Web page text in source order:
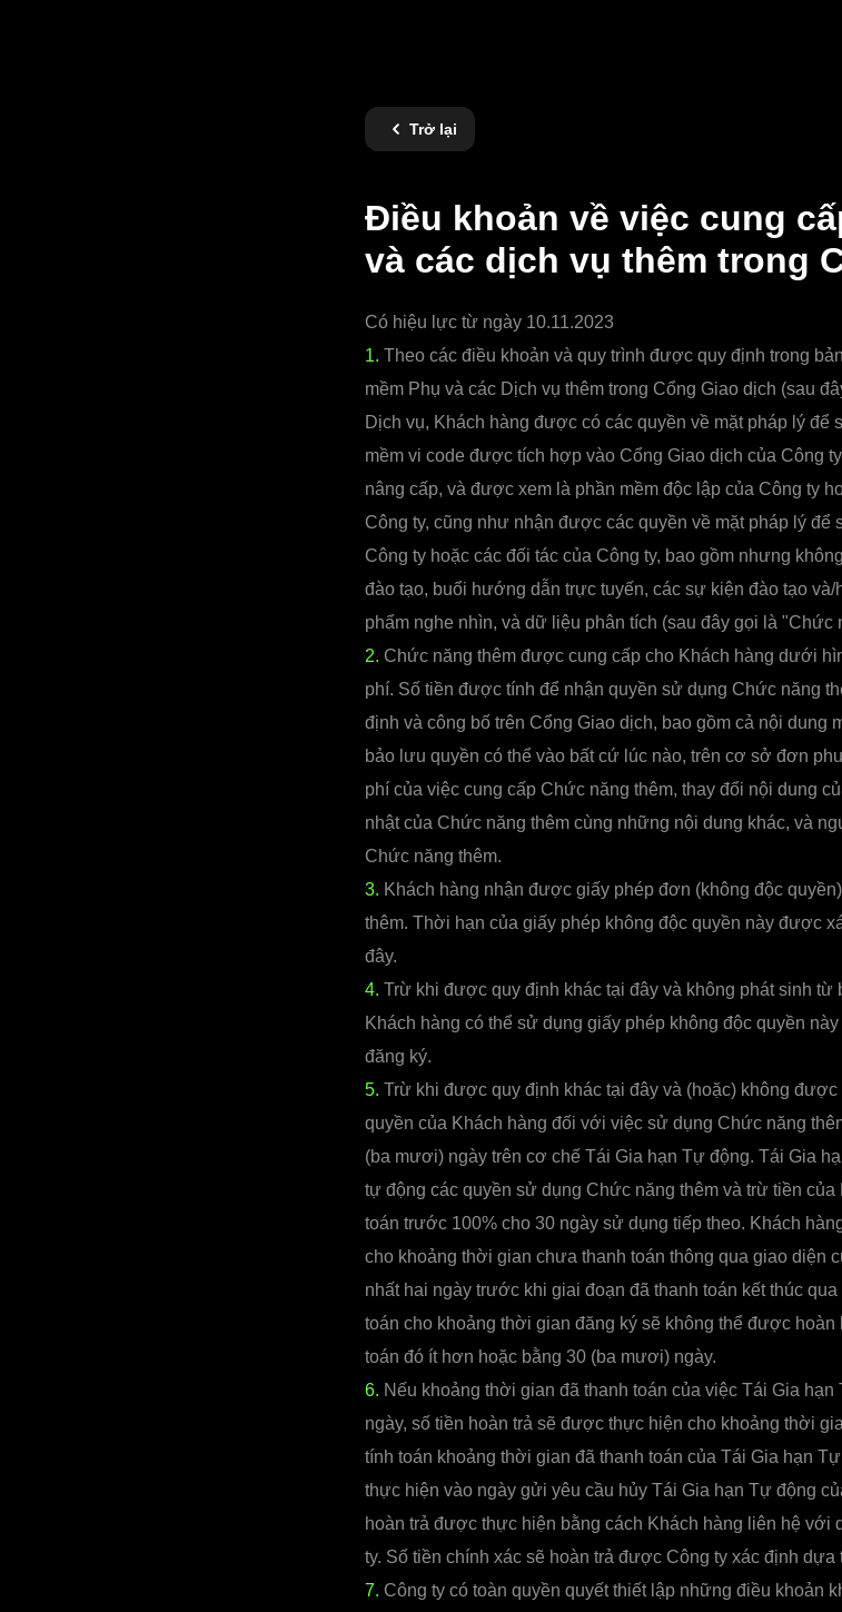
Trở lại
Điều khoản về việc cung
và các dịch vụ thêm trong
Có hiệu lực từ ngày 10.11.2023
1. Theo các điều khoản và quy trình được quy định trong
mềm Phụ và các Dịch vụ thêm trong Cổng Giao dịch (sau
Dịch vụ, Khách hàng được có các quyền về mặt pháp lý để
mềm vi code được tích hợp vào Cổng Giao dịch của Công
nâng cấp, và được xem là phần mềm độc lập của Công ty
Công ty, cũng như nhận được các quyền về mặt pháp lý để
Công ty hoặc các đối tác của Công ty, bao gồm nhưng
đào tạo, buổi hướng dẫn trực tuyến, các sự kiện đào tạo
phẩm nghe nhìn, và dữ liệu phân tích (sau đây gọi là "Chức
2. Chức năng thêm được cung cấp cho Khách hàng dưới
phí. Số tiền được tính để nhận quyền sử dụng Chức năng
định và công bố trên Cổng Giao dịch, bao gồm cả nội dung
bảo lưu quyền có thể vào bất cứ lúc nào, trên cơ sở đơn
phí của việc cung cấp Chức năng thêm, thay đổi nội dung
nhật của Chức năng thêm cùng những nội dung khác, và
Chức năng thêm.
3. Khách hàng nhận được giấy phép đơn (không độc
thêm. Thời hạn của giấy phép không độc quyền này được
đây.
4. Trừ khi được quy định khác tại đây và không phát sinh từ
Khách hàng có thể sử dụng giấy phép không độc quyền
đăng ký.
5. Trừ khi được quy định khác tại đây và (hoặc) không
quyền của Khách hàng đối với việc sử dụng Chức năng
(ba mươi) ngày trên cơ chế Tái Gia hạn Tự động. Tái Gia
tự động các quyền sử dụng Chức năng thêm và trừ tiền
toán trước 100% cho 30 ngày sử dụng tiếp theo. Khách
cho khoảng thời gian chưa thanh toán thông qua giao diện
nhất hai ngày trước khi giai đoạn đã thanh toán kết thúc
toán cho khoảng thời gian đăng ký sẽ không thể được
toán đó ít hơn hoặc bằng 30 (ba mươi) ngày.
6. Nếu khoảng thời gian đã thanh toán của việc Tái Gia
ngày, số tiền hoàn trả sẽ được thực hiện cho khoảng thời
tính toán khoảng thời gian đã thanh toán của Tái Gia hạn
thực hiện vào ngày gửi yêu cầu hủy Tái Gia hạn Tự động
hoàn trả được thực hiện bằng cách Khách hàng liên hệ với
ty. Số tiền chính xác sẽ hoàn trả được Công ty xác định
7. Công ty có toàn quyền quyết thiết lập những điều khoản